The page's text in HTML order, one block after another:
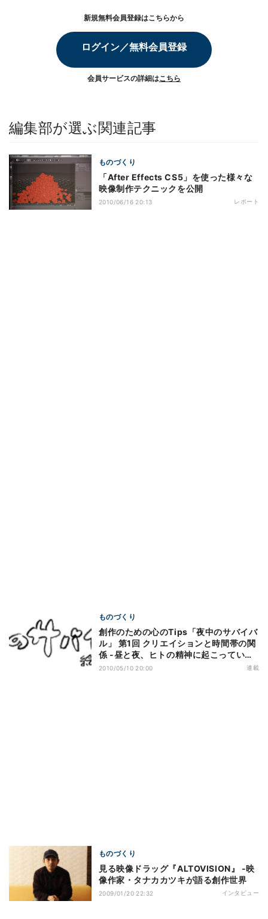
新規無料会員登録はこちらから
ログイン／無料会員登録
会員サービスの詳細はこちら
編集部が選ぶ関連記事
ものづくり
「After Effects CS5」を使った様々な
映像制作テクニックを公開
2010/06/16 20:13 レポート
ものづくり
創作のための心のTips「夜中のサバイバ
ル」 第1回 クリエイションと時間帯の関
係 -昼と夜、ヒトの精神に起こっている
こと
2010/05/10 20:00 連載
ものづくり
見る映像ドラッグ『ALTOVISION』 -映
像作家・タナカカツキが語る創作世界
2009/01/20 22:32 インタビュー